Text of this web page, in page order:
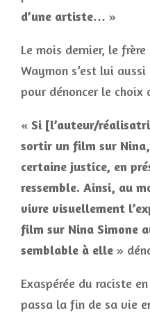
d’une artiste… »
Le mois dernier, le
Waymon s’est lui
pour dénoncer le choix
« Si [l’auteur/
sortir un film sur
certaine justice, en
ressemble. Ainsi, au
vivre visuellement
film sur Nina Simone
semblable à elle »
Exaspérée du raciste
passa la fin de sa vie